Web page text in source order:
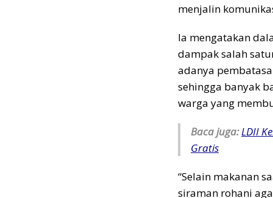
menjalin
Ia mengatakan
dampak salah
adanya
sehingga banyak
warga yang
Baca juga:LDII
Gratis
“Selain makanan
siraman rohani